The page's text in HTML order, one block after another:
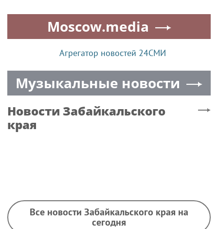
Moscow.media
Агрегатор новостей 24СМИ
Музыкальные новости
Новости Забайкальского
края
Все новости Забайкальского края на
сегодня